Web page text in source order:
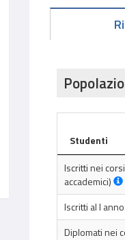
Studenti
Iscritti nei
accademici)
Iscritti al I
Diplomati nei